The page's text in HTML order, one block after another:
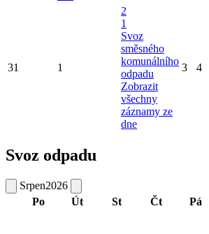
31 1
2
1
Svoz
směsného
komunálního
odpadu
Zobrazit
všechny
záznamy ze
dne
3 4
Svoz odpadu
Srpen2026
Po
Út St Čt Pá